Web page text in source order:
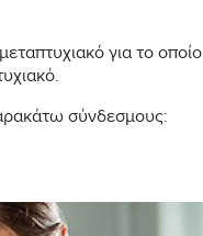
για το οποίο
σύνδεσμους: